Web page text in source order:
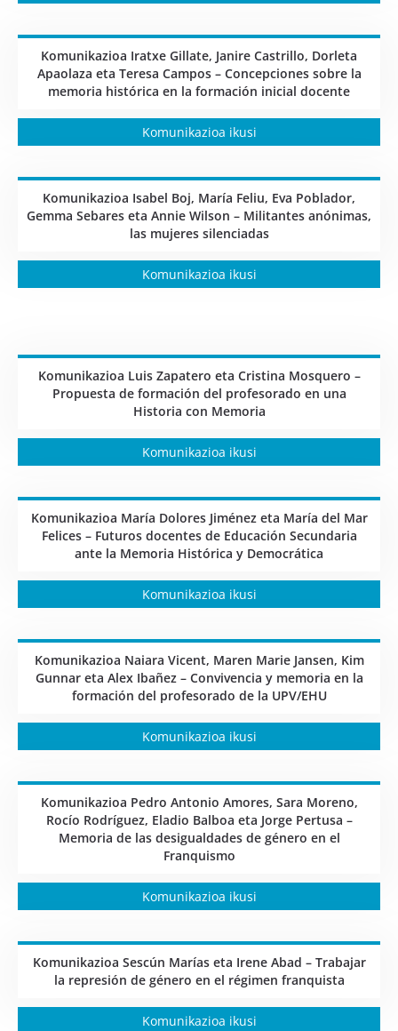
Komunikazioa Iratxe Gillate, Janire Castrillo, Dorleta
Apaolaza eta Teresa Campos – Concepciones sobre la
memoria histórica en la formación inicial docente
Komunikazioa ikusi
Komunikazioa Isabel Boj, María Feliu, Eva Poblador,
Gemma Sebares eta Annie Wilson – Militantes anónimas,
las mujeres silenciadas
Komunikazioa ikusi
Komunikazioa Luis Zapatero eta Cristina Mosquero –
Propuesta de formación del profesorado en una
Historia con Memoria
Komunikazioa ikusi
Komunikazioa María Dolores Jiménez eta María del Mar
Felices – Futuros docentes de Educación Secundaria
ante la Memoria Histórica y Democrática
Komunikazioa ikusi
Komunikazioa Naiara Vicent, Maren Marie Jansen, Kim
Gunnar eta Alex Ibañez – Convivencia y memoria en la
formación del profesorado de la UPV/EHU
Komunikazioa ikusi
Komunikazioa Pedro Antonio Amores, Sara Moreno,
Rocío Rodríguez, Eladio Balboa eta Jorge Pertusa –
Memoria de las desigualdades de género en el
Franquismo
Komunikazioa ikusi
Komunikazioa Sescún Marías eta Irene Abad – Trabajar
la represión de género en el régimen franquista
Komunikazioa ikusi